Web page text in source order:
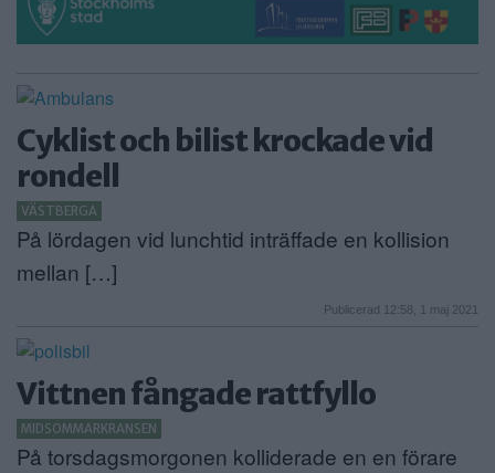
Cyklist och bilist krockade vid
rondell
VÄSTBERGA
På lördagen vid lunchtid inträffade en kollision
mellan […]
Publicerad 12:58, 1 maj 2021
Vittnen fångade rattfyllo
MIDSOMMARKRANSEN
På torsdagsmorgonen kolliderade en en förare